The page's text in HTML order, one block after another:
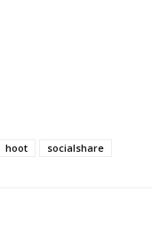
hoot socialshare